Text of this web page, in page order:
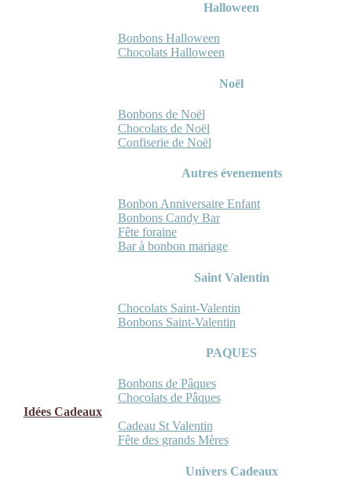
Halloween
Bonbons Halloween
Chocolats Halloween
Noël
Bonbons de Noël
Chocolats de Noël
Confiserie de Noël
Autres évenements
Bonbon Anniversaire Enfant
Bonbons Candy Bar
Fête foraine
Bar à bonbon mariage
Saint Valentin
Chocolats Saint-Valentin
Bonbons Saint-Valentin
PAQUES
Bonbons de Pâques
Chocolats de Pâques
Idées Cadeaux
Cadeau St Valentin
Fête des grands Mères
Univers Cadeaux